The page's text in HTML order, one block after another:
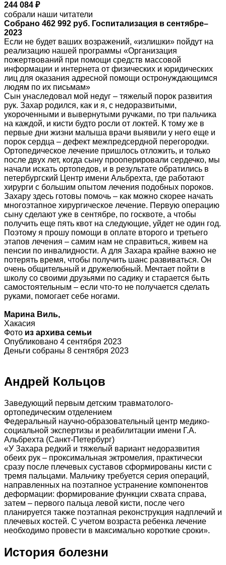
244 084 ₽
собрали наши читатели
Собрано 462 992 руб. Госпитализация в сентябре–
2023
Если не будет ваших возражений, «излишки» пойдут на
реализацию нашей программы «Организация
пожертвований при помощи средств массовой
информации и интернета от физических и юридических
лиц для оказания адресной помощи остронуждающимся
людям по их письмам»
Сын унаследовал мой недуг – тяжелый порок развития
рук. Захар родился, как и я, с недоразвитыми,
укороченными и вывернутыми ручками, по три пальчика
на каждой, и кисти будто росли от локтей. К тому же в
первые дни жизни малыша врачи выявили у него еще и
порок сердца – дефект межпредсердной перегородки.
Ортопедическое лечение пришлось отложить, и только
после двух лет, когда сыну прооперировали сердечко, мы
начали искать ортопедов, и в результате обратились в
петербургский Центр имени Альбрехта, где работают
хирурги с большим опытом лечения подобных пороков.
Захару здесь готовы помочь – как можно скорее начать
многоэтапное хирургическое лечение. Первую операцию
сыну сделают уже в сентябре, по госквоте, а чтобы
получить еще пять квот на следующие, уйдет не один год.
Поэтому я прошу помощи в оплате второго и третьего
этапов лечения – самим нам не справиться, живем на
пенсии по инвалидности. А для Захара крайне важно не
потерять время, чтобы получить шанс развиваться. Он
очень общительный и дружелюбный. Мечтает пойти в
школу со своими друзьями по садику и старается быть
самостоятельным – если что-то не получается сделать
руками, помогает себе ногами.
Марина Виль,
Хакасия
Фото из архива семьи
Опубликовано 4 сентября 2023
Деньги собраны 8 сентября 2023
Андрей Кольцов
Заведующий первым детским травматолого-
ортопедическим отделением
Федеральный научно-образовательный центр медико-
социальной экспертизы и реабилитации имени Г.А.
Альбрехта (Санкт-Петербург)
«У Захара редкий и тяжелый вариант недоразвития
обеих рук – проксимальная эктромелия, практически
сразу после плечевых суставов сформированы кисти с
тремя пальцами. Мальчику требуется серия операций,
направленных на поэтапное устранение компонентов
деформации: формирование функции схвата справа,
затем – первого пальца левой кисти, после чего
планируется также поэтапная реконструкция надплечий и
плечевых костей. С учетом возраста ребенка лечение
необходимо провести в максимально короткие сроки».
История болезни